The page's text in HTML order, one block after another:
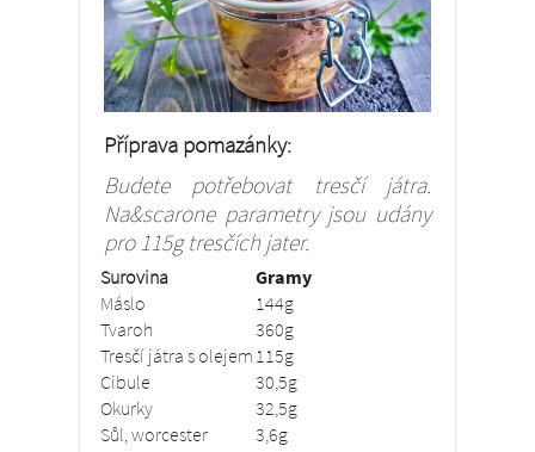
Příprava pomazánky:
Budete potřebovat tresčí játra.
Na&scarone parametry jsou udány
pro 115g tresčích jater.
Surovina
Gramy
Máslo
144g
Tvaroh
360g
Tresčí játra s olejem 115g
Cibule
30,5g
Okurky
32,5g
Sůl, worcester
3,6g